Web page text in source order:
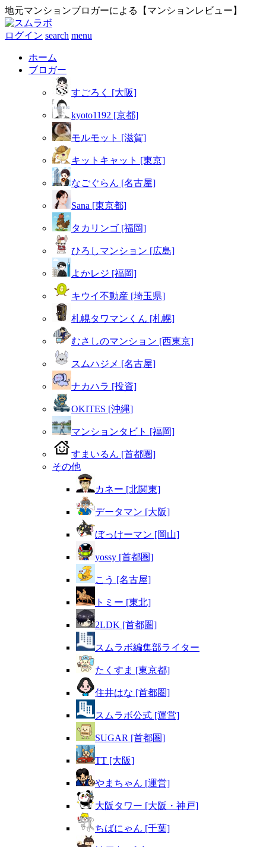
地元マンションブロガーによる【マンションレビュー】
ログイン search menu
ホーム
ブロガー
すごろく [大阪]
kyoto1192 [京都]
モルモット [滋賀]
キットキャット [東京]
なごぐらん [名古屋]
Sana [東京都]
タカリンゴ [福岡]
ひろしマンション [広島]
よかレジ [福岡]
キウイ不動産 [埼玉県]
札幌タワマンくん [札幌]
むさしのマンション [西東京]
スムハジメ [名古屋]
ナカハラ [投資]
OKITES [沖縄]
マンションタビト [福岡]
すまいるん [首都圏]
その他
カネー [北関東]
データマン [大阪]
ぼっけーマン [岡山]
yossy [首都圏]
こう [名古屋]
トミー [東北]
2LDK [首都圏]
スムラボ編集部ライター
たくすま [東京都]
住井はな [首都圏]
スムラボ公式 [運営]
SUGAR [首都圏]
TT [大阪]
やまちゃん [運営]
大阪タワー [大阪・神戸]
ちばにゃん [千葉]